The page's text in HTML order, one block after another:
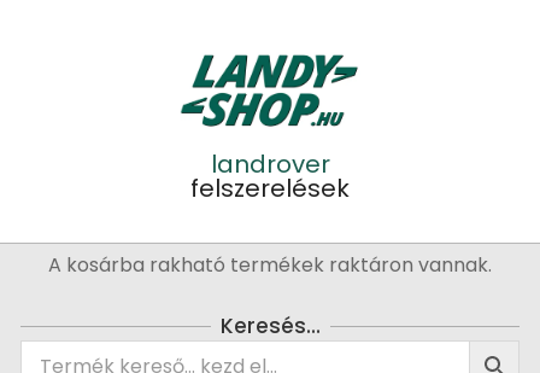
landrover
felszerelések
PrimaryA kosárba rakható termékek raktáron vannak.
Keresés…